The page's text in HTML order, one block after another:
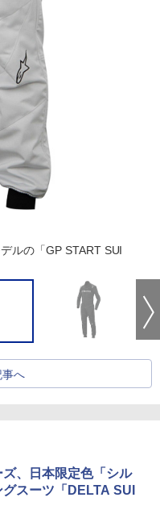
ルの「GP START SUI
事へ
、日本限定色「シル
スーツ「DELTA SUI